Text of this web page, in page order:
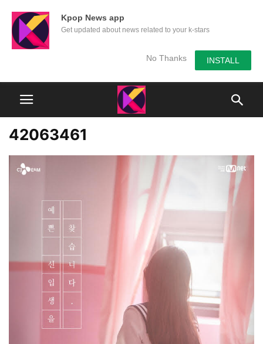
Kpop News app
Get updated about news related to your k-stars
No Thanks INSTALL
42063461